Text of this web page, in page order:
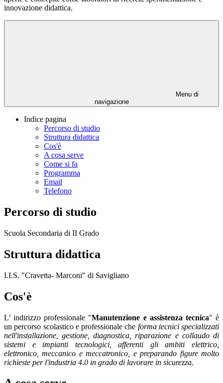
innovazione didattica.
Menu di
navigazione
Indice pagina
Percorso di studio
Struttura didattica
Cos'è
A cosa serve
Come si fa
Programma
Email
Telefono
Percorso di studio
Scuola Secondaria di II Grado
Struttura didattica
I.I.S. "Cravetta- Marconi" di Savigliano
Cos'è
L’ indirizzo professionale "Manutenzione e assistenza tecnica"è
un percorso scolastico e professionale che forma tecnici specializzati
nell'installazione, gestione, diagnostica, riparazione e collaudo di
sistemi e impianti tecnologici, afferenti gli ambiti elettrico,
elettronico, meccanico e meccatronico, e preparando figure molto
richieste per l'industria 4.0 in grado di lavorare in sicurezza.